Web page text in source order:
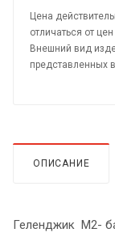
Цена
отличаться от
Внешний вид
представленных
ОПИСАНИЕ
Геленджик М2-